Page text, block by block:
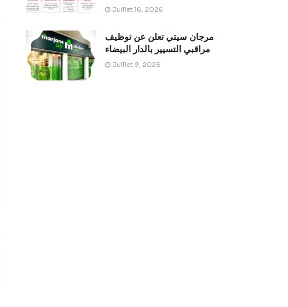
Juillet 16, 2026
مرجان سيتي تعلن عن توظيف
مراقبي التسيير بالدار البيضاء
Juillet 9, 2026